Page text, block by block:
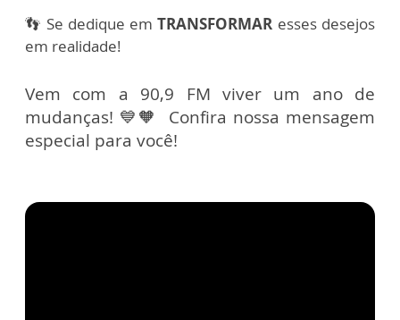
👣 Se dedique emTRANSFORMAR esses desejos
em realidade!
Vem com a 90,9 FM viver um ano de
mudanças! 💙🧡 Confira nossa mensagem
especial para você!